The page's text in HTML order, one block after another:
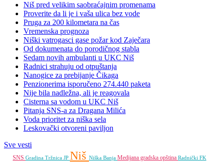
Niš pred velikim saobraćajnim promenama
Proverite da li je i vaša ulica bez vode
Pruga za 200 kilometara na čas
Vremenska prognoza
Niški vatrogasci gase požar kod Zaječara
Od dokumenata do porodičnog stabla
Sedam novih ambulanti u UKC Niš
Radnici strahuju od otpuštanja
Nanogice za prebijanje Čikaga
Penzionerima isporučeno 274.440 paketa
Nije bila nadležna, ali je reagovala
Cisterna sa vodom u UKC Niš
Pitanja SNS-a za Dragana Milića
Voda prioritet za niška sela
Leskovački otvoreni paviljon
Sve vesti
SNS Gradina Tržnica JP Niš Niška Banja Medijana gradska opština Radnički FK